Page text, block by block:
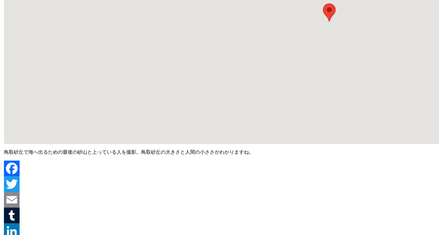
鳥取砂丘で海へ出るための最後の砂山と上っている人を撮影。鳥取砂丘の大きさと人間の小ささがわかりますね。
Facebook
Twitter
Email
Tumblr